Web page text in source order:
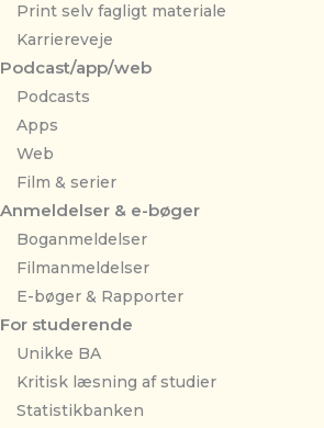
Print selv fagligt materiale
Karriereveje
Podcast/app/web
Podcasts
Apps
Web
Film & serier
Anmeldelser & e-bøger
Boganmeldelser
Filmanmeldelser
E-bøger & Rapporter
For studerende
Unikke BA
Kritisk læsning af studier
Statistikbanken